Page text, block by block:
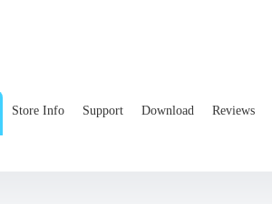
Store Info Support Download Reviews